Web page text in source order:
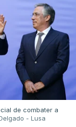
de combater a
- Lusa